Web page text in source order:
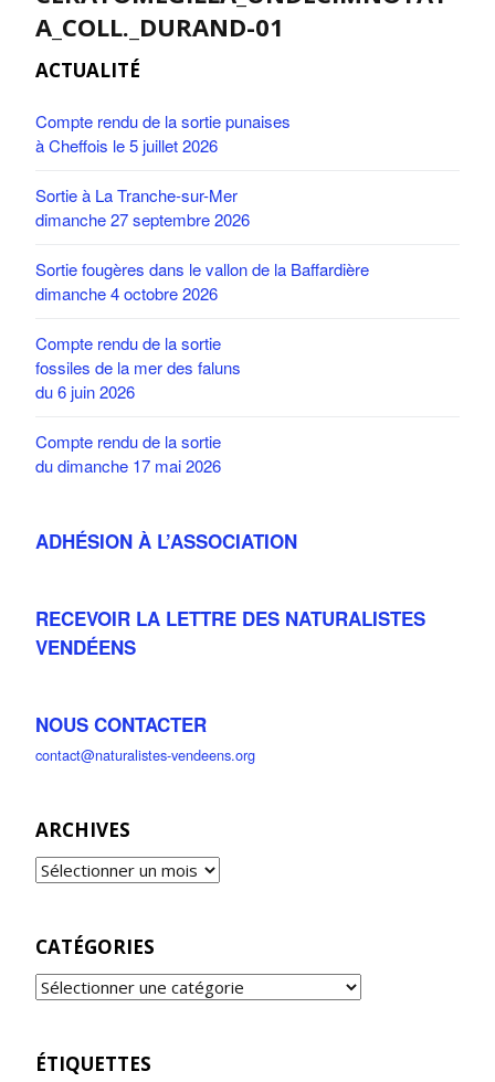
A_COLL._DURAND-01
ACTUALITÉ
Compte rendu de la sortie punaises
à Cheffois le 5 juillet 2026
Sortie à La Tranche-sur-Mer
dimanche 27 septembre 2026
Sortie fougères dans le vallon de la Baffardière
dimanche 4 octobre 2026
Compte rendu de la sortie
fossiles de la mer des faluns
du 6 juin 2026
Compte rendu de la sortie
du dimanche 17 mai 2026
ADHÉSION À L’ASSOCIATION
RECEVOIR LA LETTRE DES NATURALISTES
VENDÉENS
NOUS CONTACTER
contact@naturalistes-vendeens.org
ARCHIVES
CATÉGORIES
ÉTIQUETTES